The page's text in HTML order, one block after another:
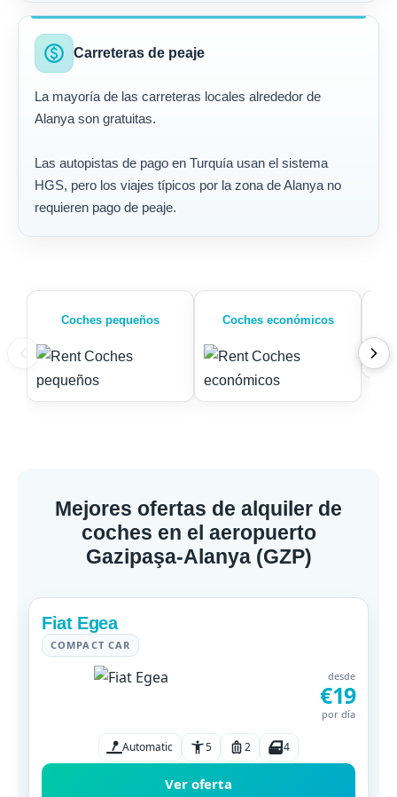
paid Carreteras de peaje
La mayoría de las carreteras locales alrededor de
Alanya son gratuitas.
Las autopistas de pago en Turquía usan el sistema
HGS, pero los viajes típicos por la zona de Alanya no
requieren pago de peaje.
Coches pequeños Coches económicos
Mejores ofertas de alquiler de
coches en el aeropuerto
Gazipaşa-Alanya (GZP)
Fiat Egea
COMPACT CAR
desde
€19
por día
Automatic 5 2 4
Ver oferta